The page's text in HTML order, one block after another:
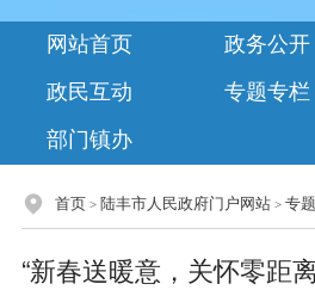
网站首页 政务公开
政民互动
专题专栏
部门镇办
首页 > 陆丰市人民政府门户网站 >专题
“新春送暖意，关怀零距